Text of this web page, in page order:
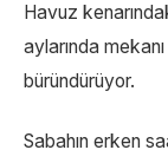
Havuz
aylarında
büründürüyor.
Sabahın erken